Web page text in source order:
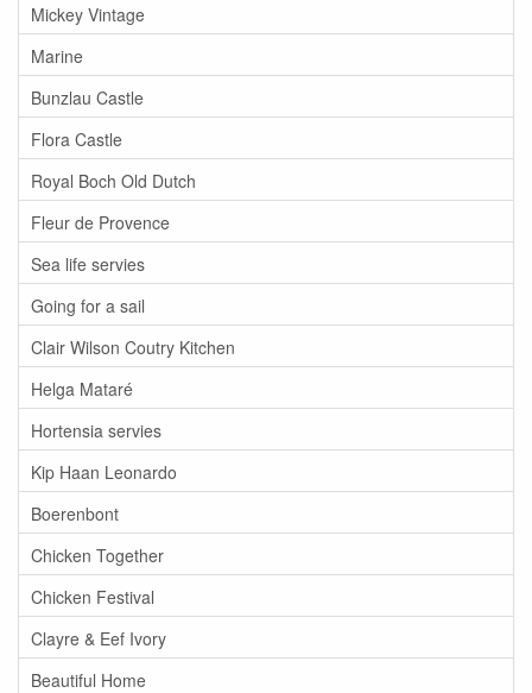
Mickey Vintage
Marine
Bunzlau Castle
Flora Castle
Royal Boch Old Dutch
Fleur de Provence
Sea life servies
Going for a sail
Clair Wilson Coutry Kitchen
Helga Mataré
Hortensia servies
Kip Haan Leonardo
Boerenbont
Chicken Together
Chicken Festival
Clayre & Eef Ivory
Beautiful Home